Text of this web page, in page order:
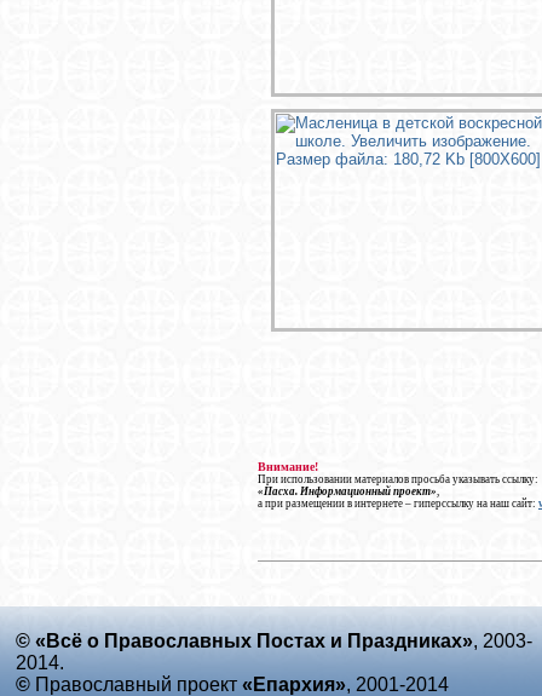
Внимание!
При использовании материалов просьба указывать ссылку:
«Пасха. Информационный проект»,
а при размещении в интернете – гиперссылку на наш сайт:
© «Всё о Православных Постах и Праздниках», 2003-
2014.
© Православный проект «Епархия», 2001-2014